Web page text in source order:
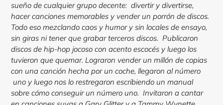
sueño de cualquier grupo decente: divertir y divertirse,
hacer canciones memorables y vender un porrón de discos.
Todo eso mezclando caos y humor y sin locales de ensayo,
sin giras ni tener que grabar terceros discos. Publicaron
discos de hip-hop jocoso con acento escocés y luego los
tuvieron que quemar. Lograron vender un millón de copias
con una canción hecha por un coche, llegaron al número
uno y luego nos lo restregaron escribiendo un manual
sobre cómo conseguir un número uno. Invitaron a cantar